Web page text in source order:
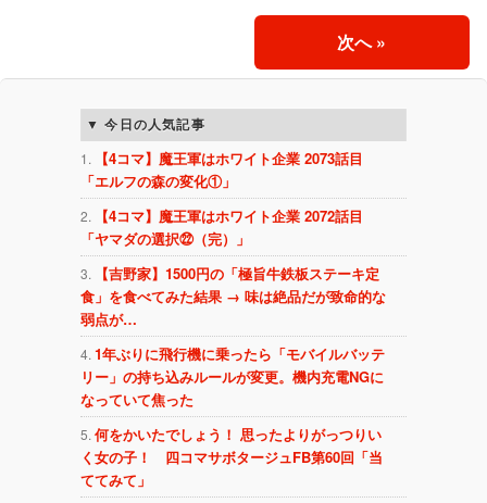
次へ»
今日の人気記事
【4コマ】魔王軍はホワイト企業 2073話目
「エルフの森の変化①」
【4コマ】魔王軍はホワイト企業 2072話目
「ヤマダの選択㉒（完）」
【吉野家】1500円の「極旨牛鉄板ステーキ定
食」を食べてみた結果 → 味は絶品だが致命的な
弱点が…
1年ぶりに飛行機に乗ったら「モバイルバッテ
リー」の持ち込みルールが変更。機内充電NGに
なっていて焦った
何をかいたでしょう！ 思ったよりがっつりい
く女の子！ 四コマサボタージュFB第60回「当
ててみて」